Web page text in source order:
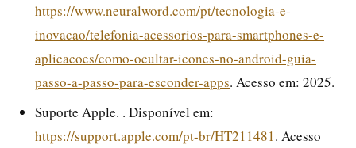
https://www.neuralword.com/pt/tecnologia-e-
inovacao/telefonia-acessorios-para-smartphones-e-
aplicacoes/como-ocultar-icones-no-android-guia-
passo-a-passo-para-esconder-apps. Acesso em: 2025.
Suporte Apple. . Disponível em:
https://support.apple.com/pt-br/HT211481 . Acesso